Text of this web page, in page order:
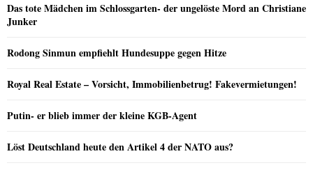
Das tote Mädchen im Schlossgarten- der ungelöste Mord an Christiane
Junker
Rodong Sinmun empfiehlt Hundesuppe gegen Hitze
Royal Real Estate – Vorsicht, Immobilienbetrug! Fakevermietungen!
Putin- er blieb immer der kleine KGB-Agent
Löst Deutschland heute den Artikel 4 der NATO aus?